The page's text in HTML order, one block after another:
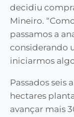
decidiu
Mineiro.
passamos a
considerando
iniciarmos
Passados seis
hectares
avançar mais